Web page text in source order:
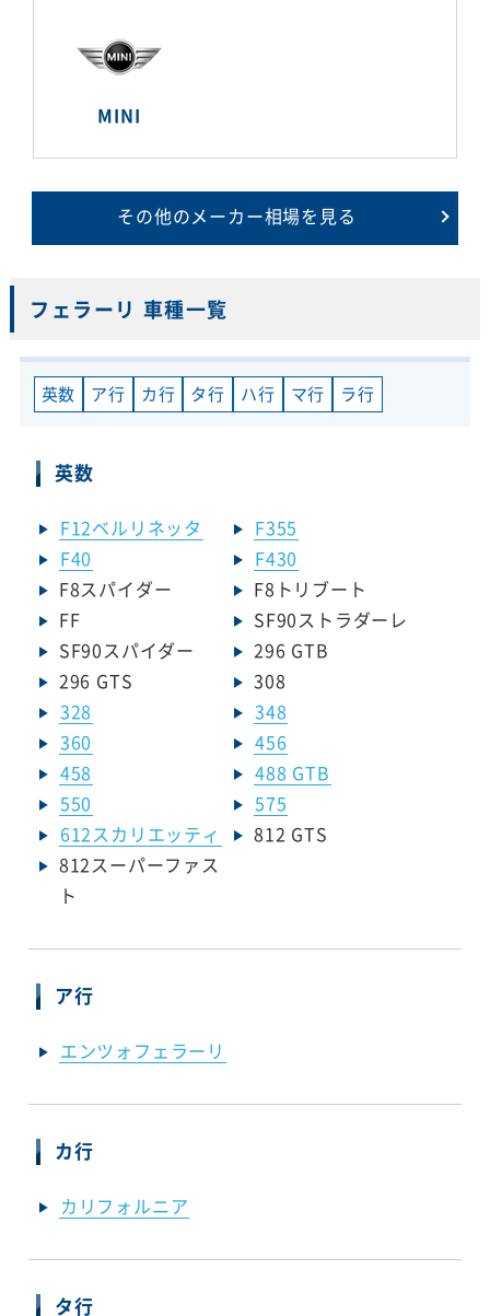
MINI
その他のメーカー相場を見る
フェラーリ 車種一覧
英数 ア行 カ行 タ行 ハ行 マ行 ラ行
英数
F12ベルリネッタ
F355
F40
F430
F8スパイダー
F8トリブート
FF
SF90ストラダーレ
SF90スパイダー
296 GTB
296 GTS
308
328
348
360
456
458
488 GTB
550
575
612スカリエッティ
812 GTS
812スーパーファス
ト
ア行
エンツォフェラーリ
カ行
カリフォルニア
タ行